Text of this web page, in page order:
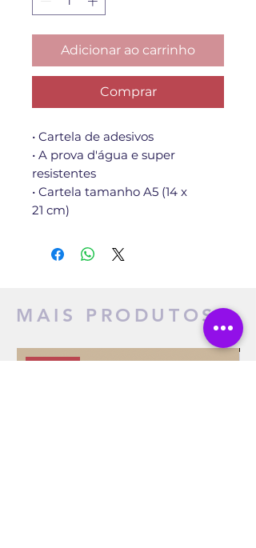
Adicionar ao carrinho
Comprar
• Cartela de adesivos
• A prova d'água e super
resistentes
• Cartela tamanho A5 (14 x
21 cm)
MAIS PRODUTOS
NOVO